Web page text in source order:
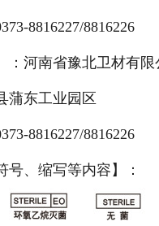
8816227/8816226
：河南省豫北卫材有限
蒲东工业园区
8816227/8816226
号、缩写等内容】：